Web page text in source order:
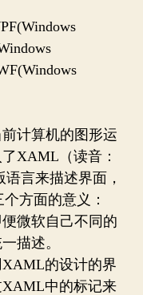
计算机的图形运
XAML（读音：
言来描述界面，
方面的意义：
微软自己不同的
描述。
的设计的界
中的标记来